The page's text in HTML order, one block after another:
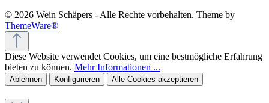
© 2026 Wein Schäpers - Alle Rechte vorbehalten. Theme by
ThemeWare®
Diese Website verwendet Cookies, um eine bestmögliche Erfahrung
bieten zu können. Mehr Informationen ...
Ablehnen Konfigurieren Alle Cookies akzeptieren